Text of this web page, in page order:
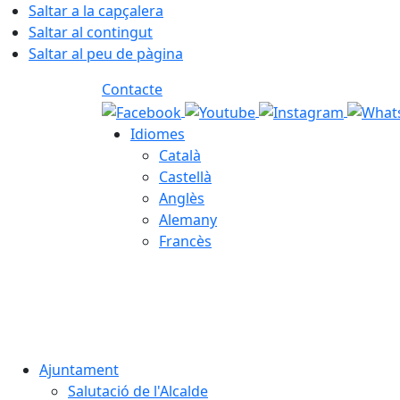
Saltar a la capçalera
Saltar al contingut
Saltar al peu de pàgina
Contacte
Idiomes
Català
Castellà
Anglès
Alemany
Francès
Ajuntament
Salutació de l'Alcalde